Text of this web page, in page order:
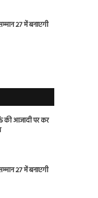
27 में बनाएगी
की आजादी पर कर
27 में बनाएगी